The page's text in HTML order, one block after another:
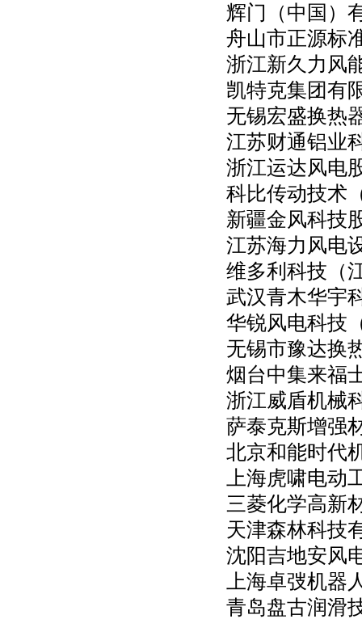
辉门（中国）
舟山市正源标
浙江新久力风
凯特克集团有
无锡宏盛换热
江苏财通铝业
浙江运达风电
科比传动技术
新疆金风科技
江苏海力风电
维多利科技（
武汉青木华宇
华锐风电科技
无锡市豫达换
烟台中集来福
浙江威盾机械
萨泰克斯增强
北京和能时代
上海虎啸电动
三菱化学高新
天津森林科技
沈阳吉地安风
上海卓弢机器
青岛盘古润滑